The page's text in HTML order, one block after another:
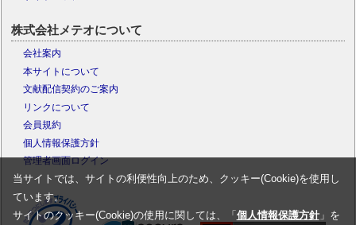
株式会社メテオについて
会社案内
本サイトについて
文献配信契約のご案内
リンクについて
会員規約
個人情報保護方針
管理者画面ログイン
当サイトでは、サイトの利便性向上のため、クッキー(Cookie)を使用し
ています。
サイトのクッキー(Cookie)の使用に関しては、「 個人情報保護方針」を